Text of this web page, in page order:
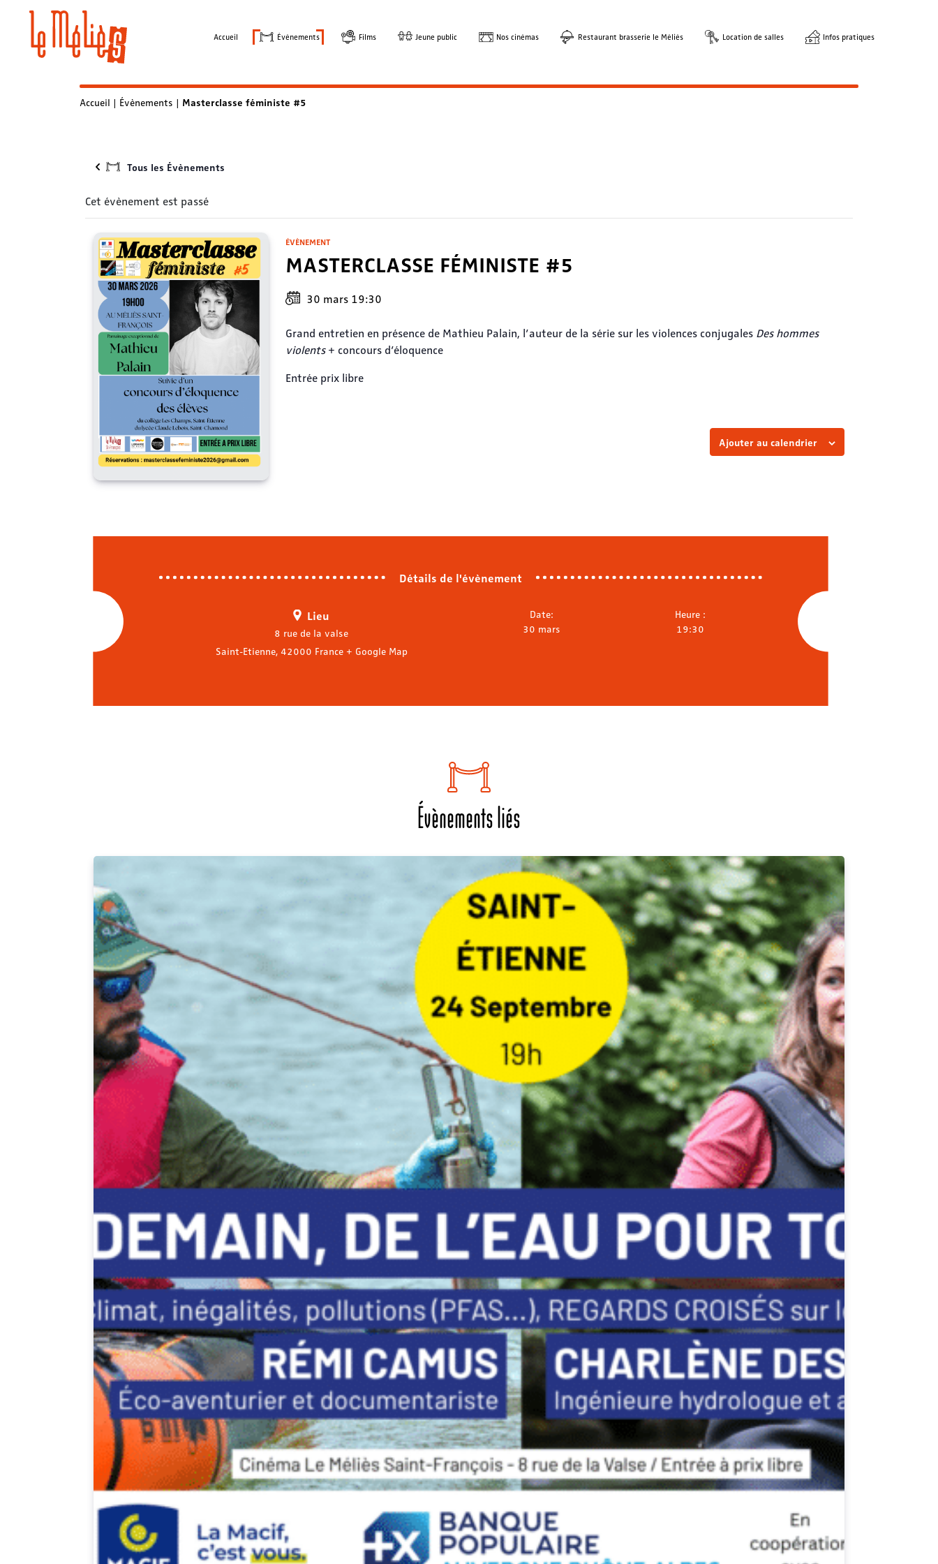
Accueil Évènements Films Jeune public Nos cinémas Restaurant brasserie le Méliès Location de salles Infos pratiques
Accueil | Évènements | Masterclasse féministe #5
Tous les Évènements
Cet évènement est passé
ÉVÈNEMENT
MASTERCLASSE FÉMINISTE #5
30 mars 19:30
Grand entretien en présence de Mathieu Palain, l’auteur de la série sur les violences conjugales Des hommes
violents+ concours d’éloquence
Entrée prix libre
Ajouter au calendrier
Détails de l'évènement
Lieu
8 rue de la valse
Saint-Etienne, 42000 France + Google Map
Date:
30 mars
Heure :
19:30
Évènements liés